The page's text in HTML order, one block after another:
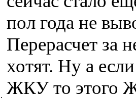
пол года не
Перерасчет за
хотят. Ну а
ЖКУ то этого